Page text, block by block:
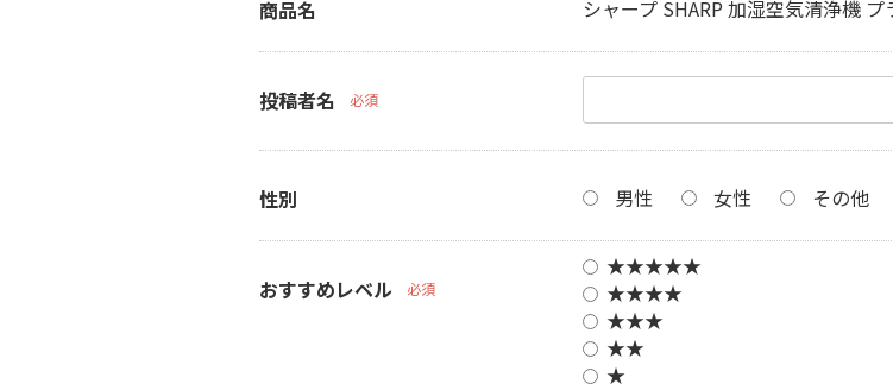
商品名 シャープ SHARP 加湿空気清浄機
投稿者名 必須
性別 男性 女性 その他
おすすめレベル 必須
★★★★★
★★★★
★★★
★★
★